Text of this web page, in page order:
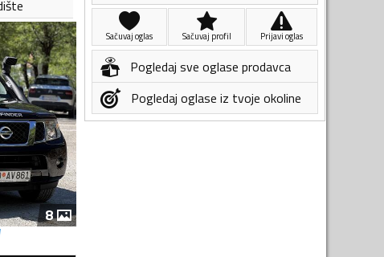
8
Sačuvaj oglas Sačuvaj profil Prijavi oglas
Pogledaj sve oglase prodavca
Pogledaj oglase iz tvoje okoline